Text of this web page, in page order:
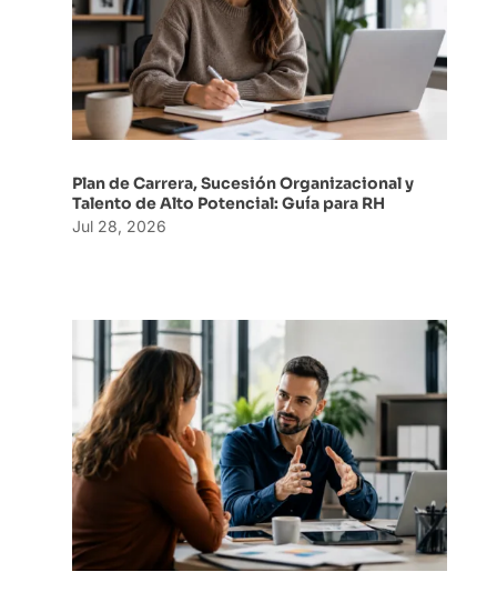
Plan de Carrera, Sucesión Organizacional y
Talento de Alto Potencial: Guía para RH
Jul 28, 2026